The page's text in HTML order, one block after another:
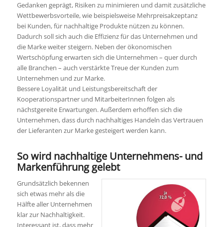
Gedanken geprägt, Risiken zu minimieren und damit zusätzliche
Wettbewerbsvorteile, wie beispielsweise Mehrpreisakzeptanz
bei Kunden, für nachhaltige Produkte nützen zu können.
Dadurch soll sich auch die Effizienz für das Unternehmen und
die Marke weiter steigern. Neben der ökonomischen
Wertschöpfung erwarten sich die Unternehmen – quer durch
alle Branchen – auch verstärkte Treue der Kunden zum
Unternehmen und zur Marke.
Bessere Loyalität und Leistungsbereitschaft der
Kooperationspartner und MitarbeiterInnen folgen als
nächstgereite Erwartungen. Außerdem erhoffen sich die
Unternehmen, dass durch nachhaltiges Handeln das Vertrauen
der Lieferanten zur Marke gesteigert werden kann.
So wird nachhaltige Unternehmens- und
Markenführung gelebt
Grundsätzlich bekennen
sich etwas mehr als die
Hälfte aller Unternehmen
klar zur Nachhaltigkeit.
Interessant ist, dass mehr